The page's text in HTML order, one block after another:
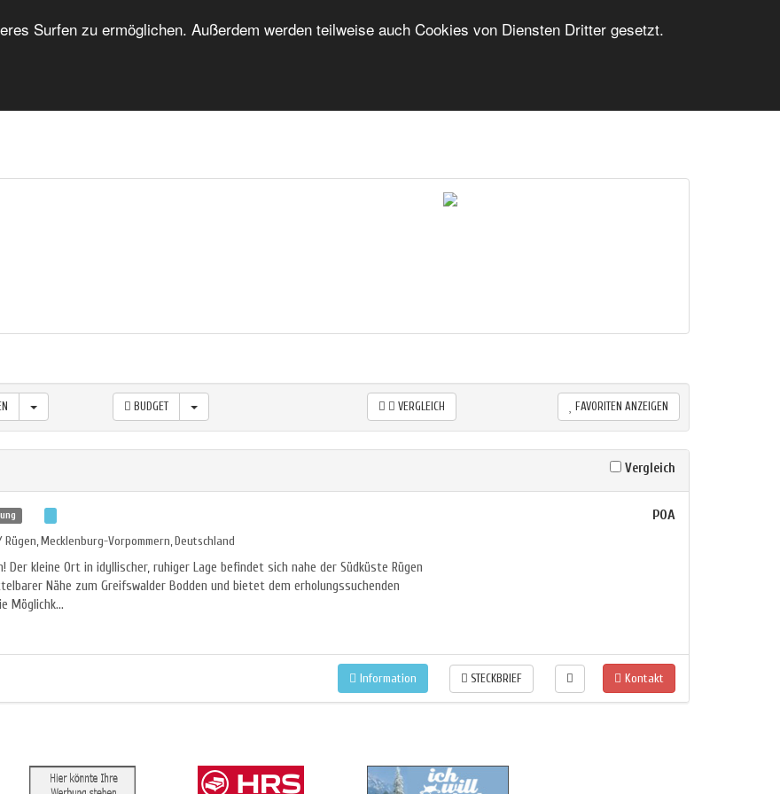
Surfen zu ermöglichen. Außerdem werden teilweise auch Cookies von Diensten Dritter gesetzt.
HOME FORUM UNTERKUNFTSVERZEICHNIS FERIENWOHNUNG INSERIEREN LOGIN/ANMELDUNG
BUDGET VERGLEICH FAVORITEN ANZEIGEN
Vergleich
Rügen,Mecklenburg-Vorpommern,Deutschland
Der kleine Ort in idyllischer, ruhiger Lage befindet sich nahe der Südküste Rügen
Nähe zum Greifswalder Bodden und bietet dem erholungssuchenden
Möglichk...
POA
Kontakt
Information STECKBRIEF